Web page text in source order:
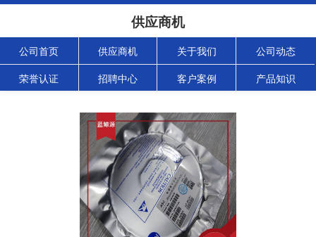
供应商机
公司首页 供应商机 关于我们 公司动态
荣誉认证 招聘中心 客户案例 产品知识